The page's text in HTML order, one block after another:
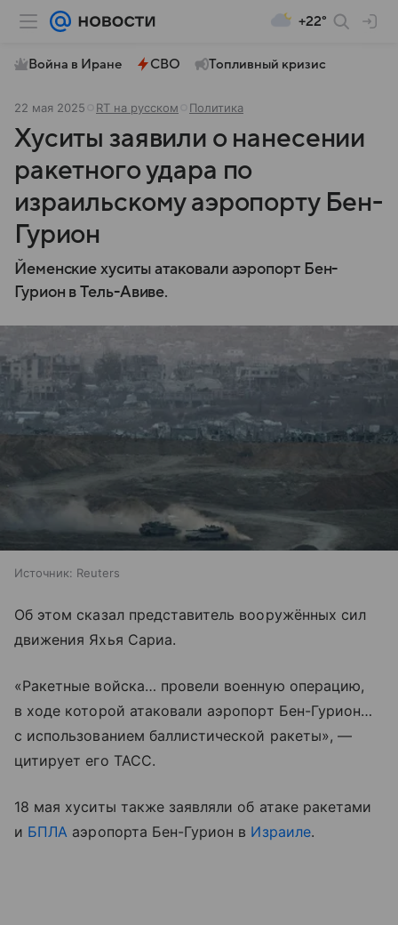
+22°
Война в Иране СВО Топливный кризис
22 мая 2025 RT на русском Политика
Хуситы заявили о нанесении
ракетного удара по
израильскому аэропорту Бен-
Гурион
Йеменские хуситы атаковали аэропорт Бен-
Гурион в Тель-Авиве.
Источник: Reuters
Об этом сказал представитель вооружённых сил
движения Яхья Сариа.
«Ракетные войска… провели военную операцию,
в ходе которой атаковали аэропорт Бен-Гурион…
с использованием баллистической ракеты», —
цитирует его ТАСС.
18 мая хуситы также заявляли об атаке ракетами
и БПЛА аэропорта Бен-Гурион в Израиле.